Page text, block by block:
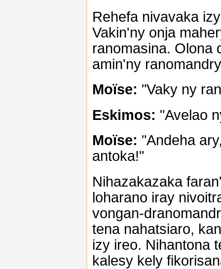
Rehefa nivavaka
Vakin'ny onja
ranomasina. Olona
amin'ny
Moïse: "Vaky ny
Eskimos: "Avelao
Moïse: "Andeha
antoka!"
Nihazakazaka
loharano iray
vongan-
tena nahatsiaro,
izy ireo. Nihantona
kalesy kely